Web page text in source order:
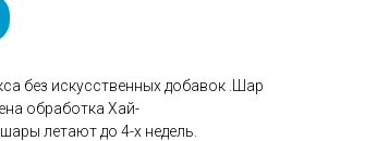
без искусственных добавок .Шар
обработка Хай-
летают до 4-х недель.